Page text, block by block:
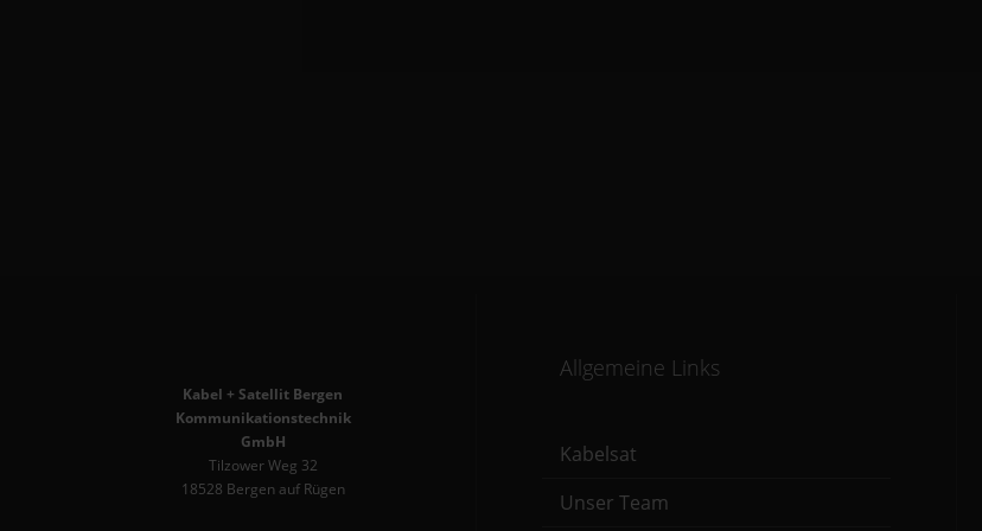
Kabel + Satellit Bergen
Kommunikationstechnik
GmbH
Tilzower Weg 32
18528 Bergen auf Rügen
Allgemeine Links
Kabelsat
Unser Team